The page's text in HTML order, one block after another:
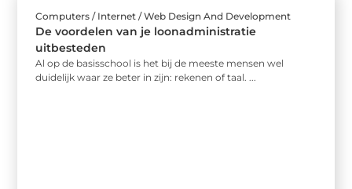
Computers / Internet / Web Design And Development
De voordelen van je loonadministratie
uitbesteden
Al op de basisschool is het bij de meeste mensen wel
duidelijk waar ze beter in zijn: rekenen of taal. ...